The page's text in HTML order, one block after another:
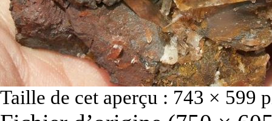
Taille de cet aperçu : 743 × 599